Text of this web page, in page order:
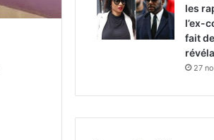
les
l’ex-
fait
27